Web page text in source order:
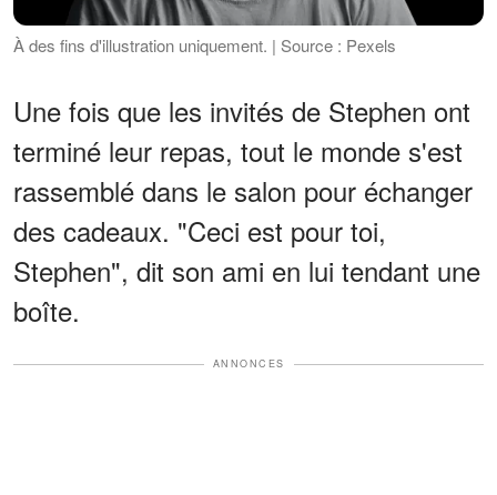
À des fins d'illustration uniquement. | Source : Pexels
Une fois que les invités de Stephen ont
terminé leur repas, tout le monde s'est
rassemblé dans le salon pour échanger
des cadeaux. "Ceci est pour toi,
Stephen", dit son ami en lui tendant une
boîte.
ANNONCES